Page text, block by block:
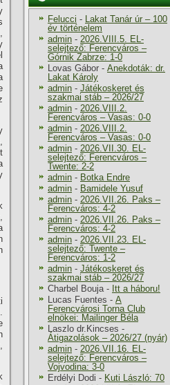
Felucci - Lakat Tanár úr – 100
év történelem
admin - 2026.VIII.5. EL-
selejtező: Ferencváros –
Górnik Zabrze: 1-0
Lovas Gábor - Anekdoták: dr.
Lakat Károly
admin - Játékoskeret és
szakmai stáb – 2026/27
admin - 2026.VIII.2.
Ferencváros – Vasas: 0-0
admin - 2026.VIII.2.
Ferencváros – Vasas: 0-0
admin - 2026.VII.30. EL-
selejtező: Ferencváros –
Twente: 2-2
admin - Botka Endre
admin - Bamidele Yusuf
admin - 2026.VII.26. Paks –
Ferencváros: 4-2
admin - 2026.VII.26. Paks –
Ferencváros: 4-2
admin - 2026.VII.23. EL-
selejtező: Twente –
Ferencváros: 1-2
admin - Játékoskeret és
szakmai stáb – 2026/27
Charbel Bouja- Itt a háboru!
Lucas Fuentes - A
Ferencvárosi Torna Club
elnökei: Mailinger Béla
Laszlo dr.Kincses -
Átigazolások – 2026/27 (nyár)
admin - 2026.VII.16. EL-
selejtező: Ferencváros –
Vojvodina: 3-0
Erdélyi Dodi - Kuti László: 70